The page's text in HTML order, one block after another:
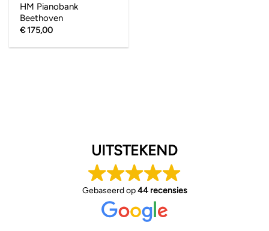
HM Pianobank
Beethoven
€175,00
UITSTEKEND
Gebaseerd op44 recensies